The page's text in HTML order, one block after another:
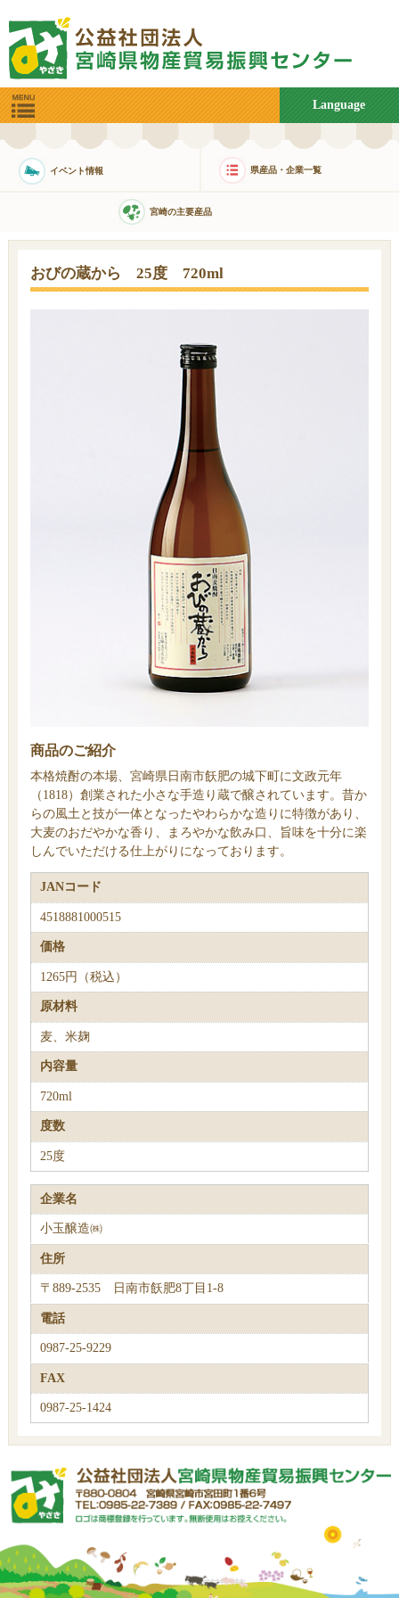
Language
イベント情報 県産品・企業一覧
宮崎の主要産品
おびの蔵から 25度 720ml
商品のご紹介
本格焼酎の本場、宮崎県日南市飫肥の城下町に文政元年
（1818）創業された小さな手造り蔵で醸されています。昔か
らの風土と技が一体となったやわらかな造りに特徴があり、
大麦のおだやかな香り、まろやかな飲み口、旨味を十分に楽
しんでいただける仕上がりになっております。
JANコード
4518881000515
価格
1265円（税込）
原材料
麦、米麹
内容量
720ml
度数
25度
企業名
小玉醸造㈱
住所
〒889-2535 日南市飫肥8丁目1-8
電話
0987-25-9229
FAX
0987-25-1424